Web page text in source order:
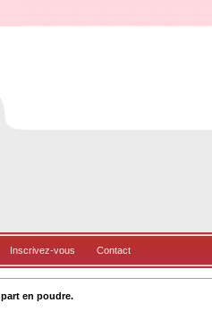
Inscrivez-vous Contact
en poudre.